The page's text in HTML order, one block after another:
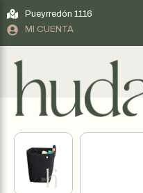
Pueyrredón 1116
MI CUENTA